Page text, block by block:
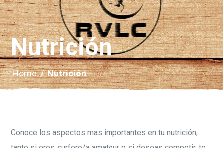
Nutrición
Home/Nutrición
Conoce los aspectos mas importantes en tu nutrición,